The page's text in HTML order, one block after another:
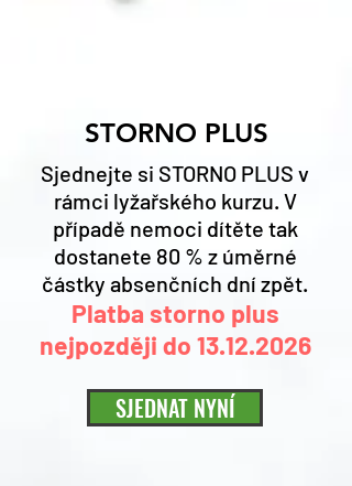
STORNO PLUS
Sjednejte si STORNO PLUS v
rámci lyžařského kurzu. V
případě nemoci dítěte tak
dostanete 80 % z úměrné
částky absenčních dní zpět.
Platba storno plus
nejpozději do 13.12.2026
SJEDNAT NYNÍ